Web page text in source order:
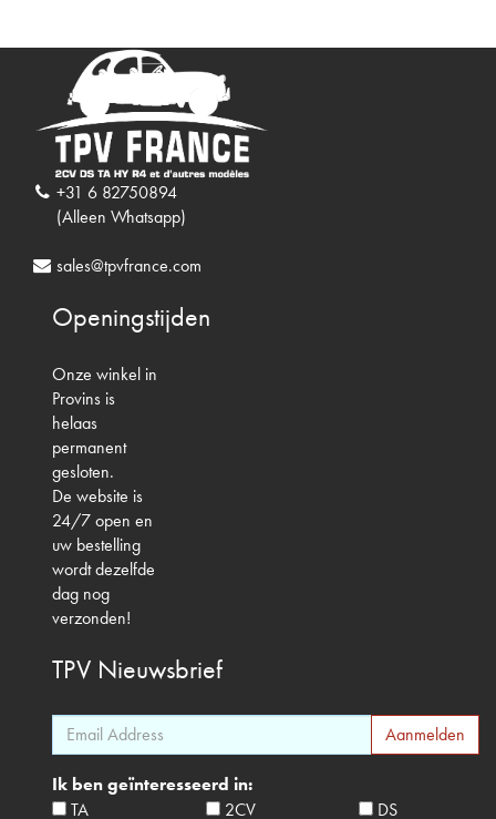
+31 6 82750894
(Alleen Whatsapp)
sales@tpvfrance.com
Openingstijden
Onze winkel in
Provins is
helaas
permanent
gesloten.
De website is
24/7 open en
uw bestelling
wordt dezelfde
dag nog
verzonden!
TPV Nieuwsbrief
Ik ben geïnteresseerd in:
TA
2CV DS